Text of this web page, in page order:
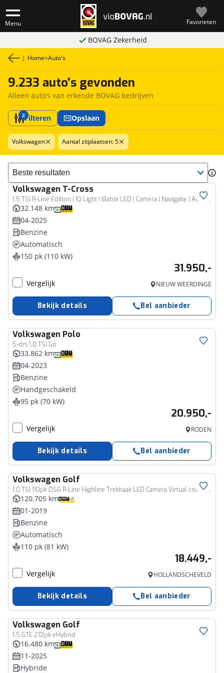
Menu Favorieten
BOVAG Zekerheid
| Home>Auto's
9.233 auto's gevonden
Alleen auto’s van erkende BOVAG bedrijven
2Filteren Opslaan
Volkswagen Aantal zitplaatsen: 5
Sorteer resultaten
Volkswagen T-Cross
1.5 TSI R-Line Edition | IQ Light | Matrix LED | Camera | Navigatie | Adaptieve Cruise Control | Stoelverwarming | Privacy Glas | Climate Control | Virtual Cockpit | 17'' Lichtmetalen Velgen | 3x R-Line | Metallic Lak |
32.148 km
04-2025
Benzine
Automatisch
150 pk (110 kW)
31.950,-
Vergelijk NIEUW WEERDINGE
Bekijk details Bel aanbieder
Volkswagen Polo
5-drs 1.0 TSI Go
33.862 km
04-2023
Benzine
Handgeschakeld
95 pk (70 kW)
20.950,-
Vergelijk RODEN
Bekijk details Bel aanbieder
Volkswagen Golf
1.0 TSI 110pk DSG R-Line Highline Trekhaak LED Camera Virtual cockpit Adaptive cruise Stoelverwarming
120.705 km
01-2019
Benzine
Automatisch
110 pk (81 kW)
18.449,-
Vergelijk HOLLANDSCHEVELD
Bekijk details Bel aanbieder
Volkswagen Golf
1.5 GTE 272pk eHybrid
16.480 km
11-2025
Hybride